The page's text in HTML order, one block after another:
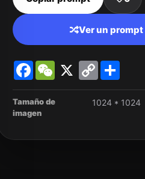
Ver un
FacebookWeChat
X
Copy
Link
Tamaño de
imagen
1024 * 1024